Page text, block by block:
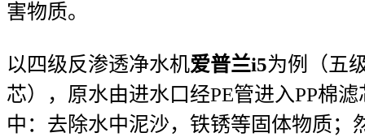
害物质。
以四级反渗透净水机爱普兰i5为例（五
芯），原水由进水口经PE管进入PP棉
中：去除水中泥沙，铁锈等固体物质；